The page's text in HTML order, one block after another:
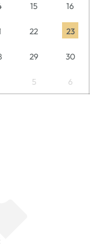
15 16
22 23
29 30
5 6